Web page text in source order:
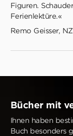
Figuren.
Ferienlektüre.«
Remo Geisser,
Bücher mit
Ihnen haben
Buch besonders